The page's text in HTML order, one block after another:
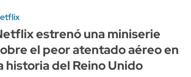
estrenó una miniserie
el peor atentado aéreo en
historia del Reino Unido